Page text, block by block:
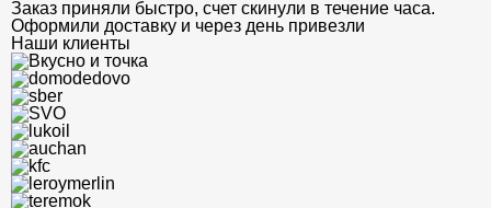
Заказ приняли быстро, счет скинули в течение часа.
Оформили доставку и через день привезли
Наши клиенты